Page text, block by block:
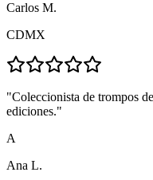
Carlos M.
CDMX
"Coleccionista de trompos
ediciones."
A
Ana L.